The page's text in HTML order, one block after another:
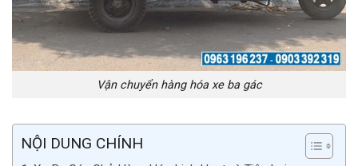
Vận chuyển hàng hóa xe ba gác
NỘI DUNG CHÍNH